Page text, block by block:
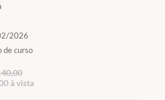
2026
de curso
à vista